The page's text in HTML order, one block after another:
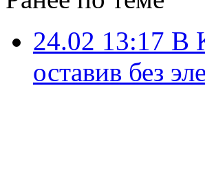
24.02 13:17 В
оставив без